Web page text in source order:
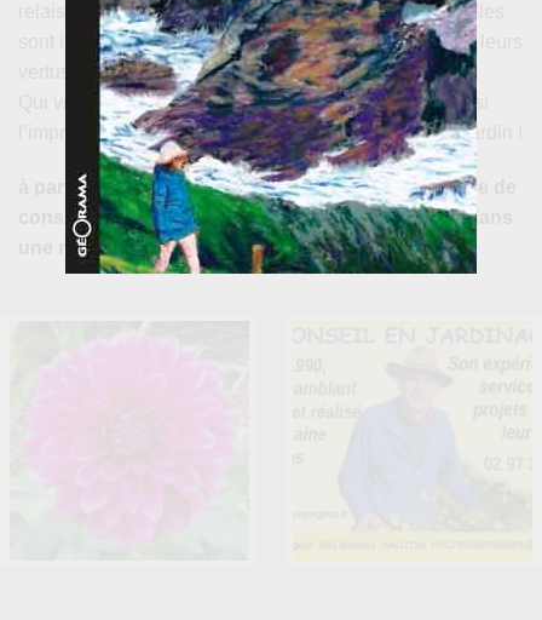
relais. Quant aux nombreuses plantes aromatiques, elles
sont intéressantes toute l’année pour leurs parfums et leurs
vertus médicinales et culinaires.
Qui visite l’ Eden du voyageurtous les mois aura ainsi
l’impression de découvrir à chaque fois un nouveau jardin !
à partir de janvier 2026, nous proposons un service de
conseil en paysage dont tous les détails figurent dans
une rubrique du blog ci-dessous